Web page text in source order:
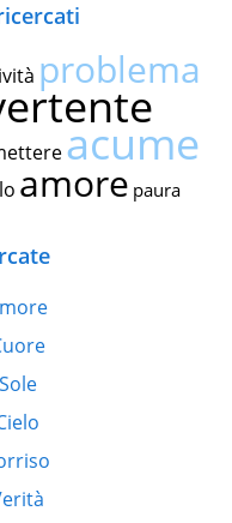
problema
acume
amore paura
Sole